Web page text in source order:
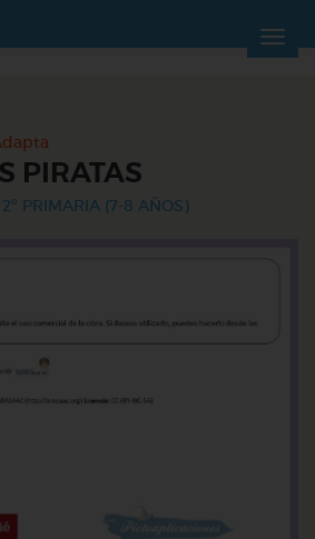
PIRATAS
2º PRIMARIA (7-8 AÑOS)